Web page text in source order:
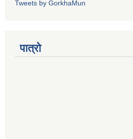
Tweets by GorkhaMun
पात्रो